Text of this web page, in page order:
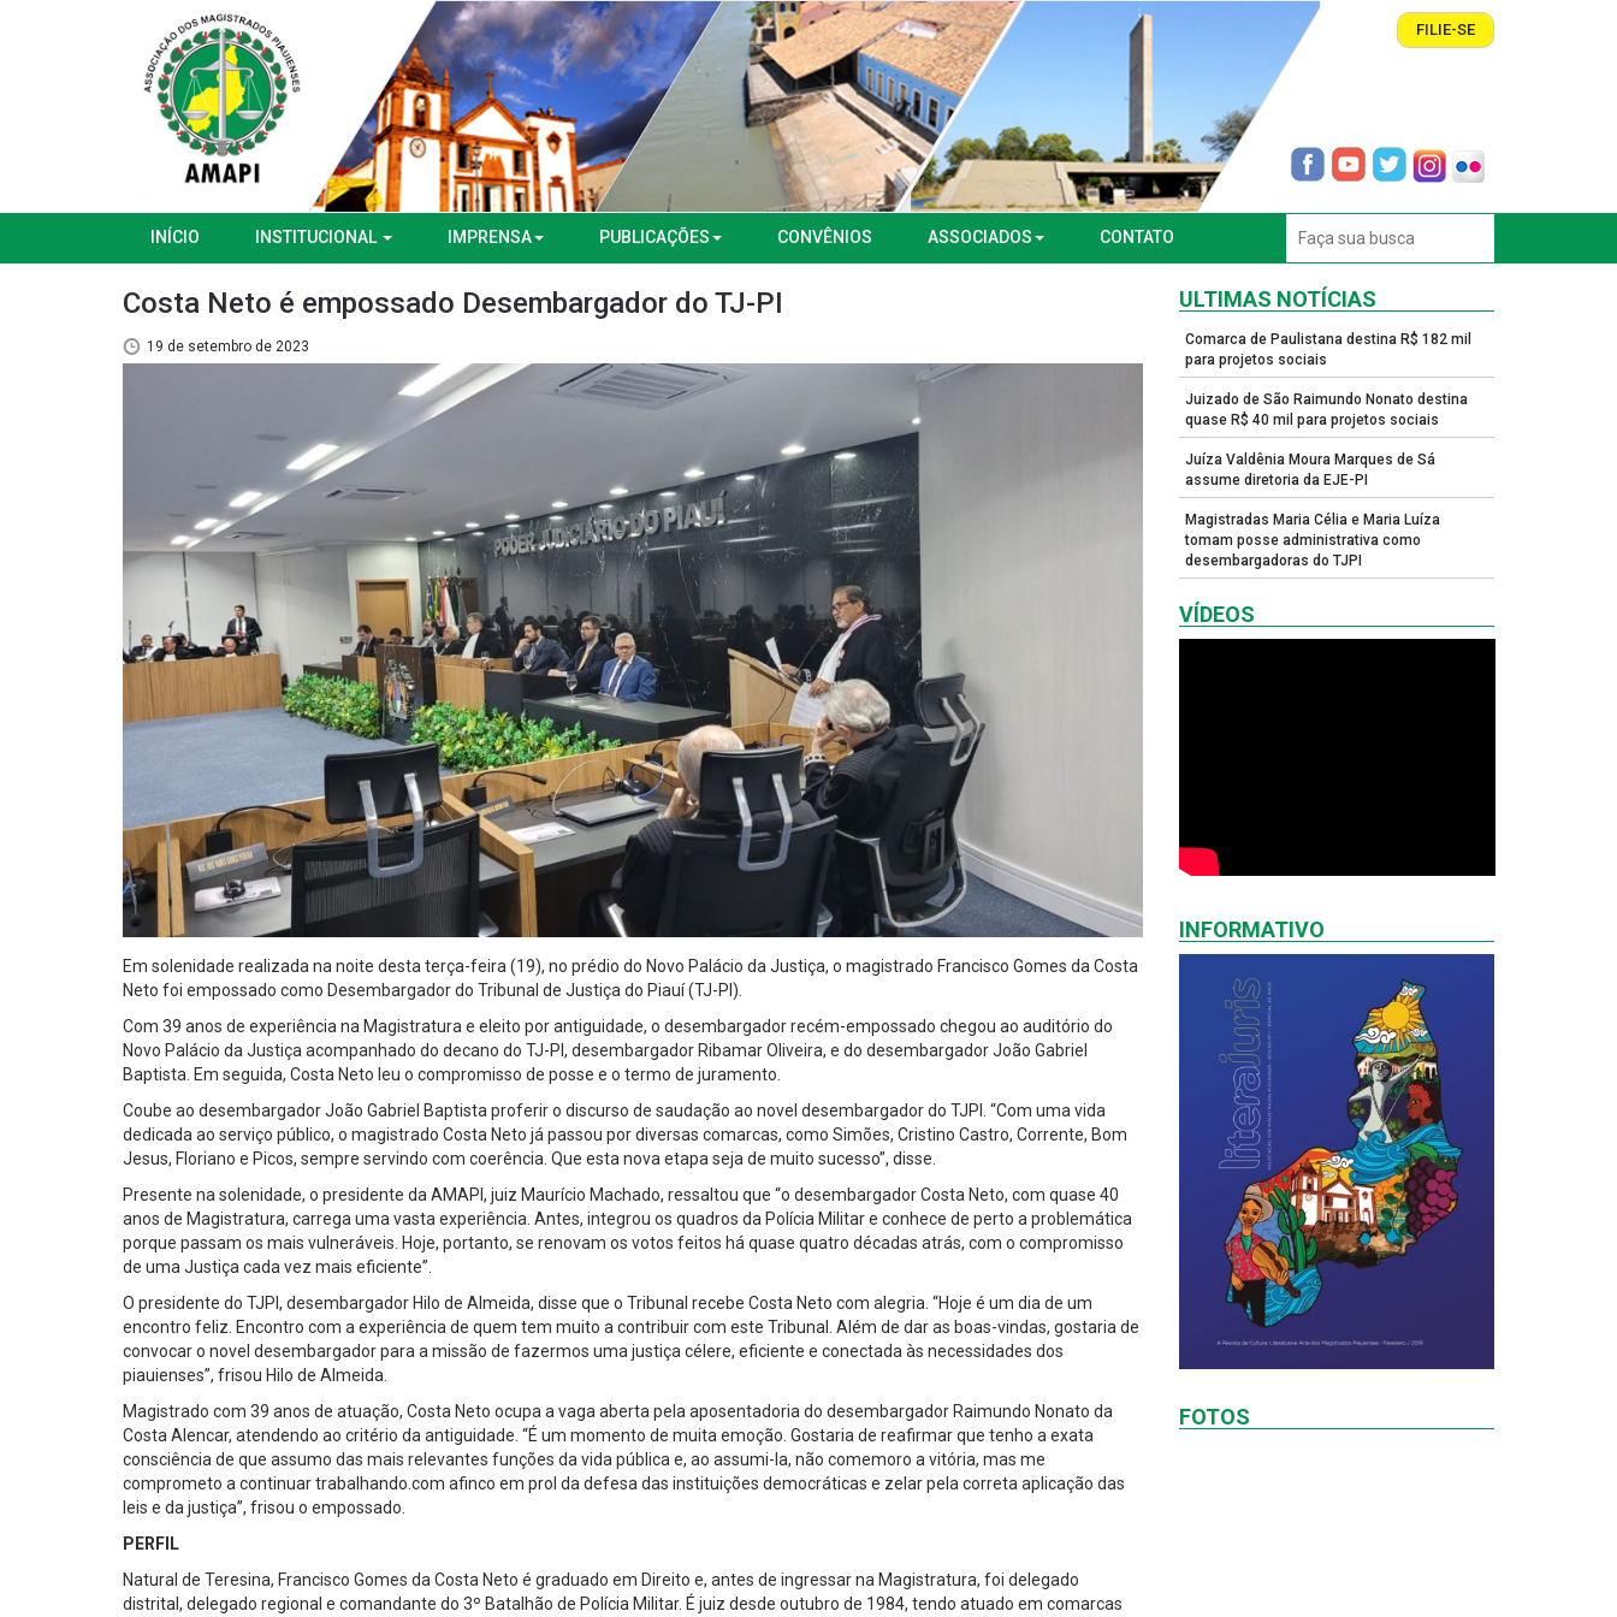
FILIE-SE
INÍCIO INSTITUCIONAL IMPRENSA PUBLICAÇÕES CONVÊNIOS ASSOCIADOS CONTATO
Costa Neto é empossado Desembargador do TJ-PI
19 de setembro de 2023
Em solenidade realizada na noite desta terça-feira (19), no prédio do Novo Palácio da Justiça, o magistrado Francisco Gomes da Costa
Neto foi empossado como Desembargador do Tribunal de Justiça do Piauí (TJ-PI).
Com 39 anos de experiência na Magistratura e eleito por antiguidade, o desembargador recém-empossado chegou ao auditório do
Novo Palácio da Justiça acompanhado do decano do TJ-PI, desembargador Ribamar Oliveira, e do desembargador João Gabriel
Baptista. Em seguida, Costa Neto leu o compromisso de posse e o termo de juramento.
Coube ao desembargador João Gabriel Baptista proferir o discurso de saudação ao novel desembargador do TJPI. “Com uma vida
dedicada ao serviço público, o magistrado Costa Neto já passou por diversas comarcas, como Simões, Cristino Castro, Corrente, Bom
Jesus, Floriano e Picos, sempre servindo com coerência. Que esta nova etapa seja de muito sucesso”, disse.
Presente na solenidade, o presidente da AMAPI, juiz Maurício Machado, ressaltou que “o desembargador Costa Neto, com quase 40
anos de Magistratura, carrega uma vasta experiência. Antes, integrou os quadros da Polícia Militar e conhece de perto a problemática
porque passam os mais vulneráveis. Hoje, portanto, se renovam os votos feitos há quase quatro décadas atrás, com o compromisso
de uma Justiça cada vez mais eficiente”.
O presidente do TJPI, desembargador Hilo de Almeida, disse que o Tribunal recebe Costa Neto com alegria. “Hoje é um dia de um
encontro feliz. Encontro com a experiência de quem tem muito a contribuir com este Tribunal. Além de dar as boas-vindas, gostaria de
convocar o novel desembargador para a missão de fazermos uma justiça célere, eficiente e conectada às necessidades dos
piauienses”, frisou Hilo de Almeida.
Magistrado com 39 anos de atuação, Costa Neto ocupa a vaga aberta pela aposentadoria do desembargador Raimundo Nonato da
Costa Alencar, atendendo ao critério da antiguidade. “É um momento de muita emoção. Gostaria de reafirmar que tenho a exata
consciência de que assumo das mais relevantes funções da vida pública e, ao assumi-la, não comemoro a vitória, mas me
comprometo a continuar trabalhando.com afinco em prol da defesa das instituições democráticas e zelar pela correta aplicação das
leis e da justiça”, frisou o empossado.
PERFIL
Natural de Teresina, Francisco Gomes da Costa Neto é graduado em Direito e, antes de ingressar na Magistratura, foi delegado
distrital, delegado regional e comandante do 3º Batalhão de Polícia Militar. É juiz desde outubro de 1984, tendo atuado em comarcas
ULTIMAS NOTÍCIAS
Comarca de Paulistana destina R$ 182 mil
para projetos sociais
Juizado de São Raimundo Nonato destina
quase R$ 40 mil para projetos sociais
Juíza Valdênia Moura Marques de Sá
assume diretoria da EJE-PI
Magistradas Maria Célia e Maria Luíza
tomam posse administrativa como
desembargadoras do TJPI
VÍDEOS
INFORMATIVO
FOTOS